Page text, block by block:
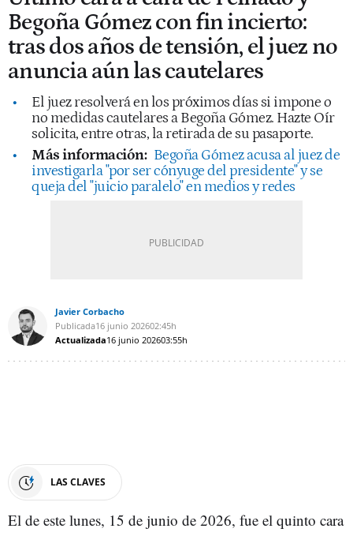
Begoña Gómez con fin incierto:
tras dos años de tensión, el juez no
anuncia aún las cautelares
El juez resolverá en los próximos días si impone o
no medidas cautelares a Begoña Gómez. Hazte Oír
solicita, entre otras, la retirada de su pasaporte.
Más información: Begoña Gómez acusa al juez de
investigarla "por ser cónyuge del presidente" y se
queja del "juicio paralelo" en medios y redes
Javier Corbacho
Publicada16 junio 202602:45h
Actualizada16 junio 202603:55h
LAS CLAVES
El de este lunes, 15 de junio de 2026, fue el quinto cara